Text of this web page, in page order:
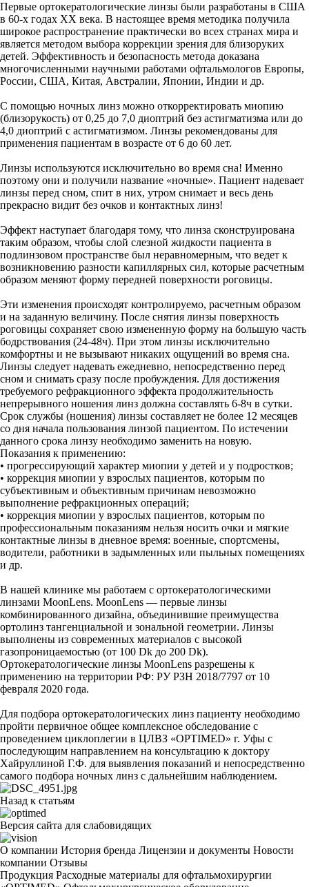
Первые ортокератологические линзы были разработаны в США
в 60-х годах ХХ века. В настоящее время методика получила
широкое распространение практически во всех странах мира и
является методом выбора коррекции зрения для близоруких
детей. Эффективность и безопасность метода доказана
многочисленными научными работами офтальмологов Европы,
России, США, Китая, Австралии, Японии, Индии и др.
С помощью ночных линз можно откорректировать миопию
(близорукость) от 0,25 до 7,0 диоптрий без астигматизма или до
4,0 диоптрий с астигматизмом. Линзы рекомендованы для
применения пациентам в возрасте от 6 до 60 лет.
Линзы используются исключительно во время сна! Именно
поэтому они и получили название «ночные». Пациент надевает
линзы перед сном, спит в них, утром снимает и весь день
прекрасно видит без очков и контактных линз!
Эффект наступает благодаря тому, что линза сконструирована
таким образом, чтобы слой слезной жидкости пациента в
подлинзовом пространстве был неравномерным, что ведет к
возникновению разности капиллярных сил, которые расчетным
образом меняют форму передней поверхности роговицы.
Эти изменения происходят контролируемо, расчетным образом
и на заданную величину. После снятия линзы поверхность
роговицы сохраняет свою измененную форму на большую часть
бодрствования (24-48ч). При этом линзы исключительно
комфортны и не вызывают никаких ощущений во время сна.
Линзы следует надевать ежедневно, непосредственно перед
сном и снимать сразу после пробуждения. Для достижения
требуемого рефракционного эффекта продолжительность
непрерывного ношения линз должна составлять 6-8ч в сутки.
Срок службы (ношения) линзы составляет не более 12 месяцев
со дня начала пользования линзой пациентом. По истечении
данного срока линзу необходимо заменить на новую.
Показания к применению:
• прогрессирующий характер миопии у детей и у подростков;
• коррекция миопии у взрослых пациентов, которым по
субъективным и объективным причинам невозможно
выполнение рефракционных операций;
• коррекция миопии у взрослых пациентов, которым по
профессиональным показаниям нельзя носить очки и мягкие
контактные линзы в дневное время: военные, спортсмены,
водители, работники в задымленных или пыльных помещениях
и др.
В нашей клинике мы работаем с ортокератологическими
линзами MoonLens. MoonLens — первые линзы
комбинированного дизайна, объединившие преимущества
ортолинз тангенциальной и зональной геометрии. Линзы
выполнены из современных материалов с высокой
газопроницаемостью (от 100 Dk до 200 Dk).
Ортокератологические линзы MoonLens разрешены к
применению на территории РФ: РУ РЗН 2018/7797 от 10
февраля 2020 года.
Для подбора ортокератологических линз пациенту необходимо
пройти первичное общее комплексное обследование с
проведением циклоплегии в ЦЛВЗ «OPTIMED» г. Уфы с
последующим направлением на консультацию к доктору
Хайруллиной Г.Ф. для выявления показаний и непосредственно
самого подбора ночных линз с дальнейшим наблюдением.
Назад к статьям
Версия сайта для слабовидящих
О компании История бренда Лицензии и документы Новости
компании Отзывы
Продукция Расходные материалы для офтальмохирургии